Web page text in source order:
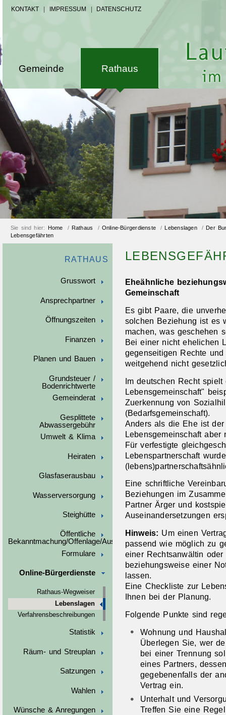
KONTAKT IMPRESSUM DATENSCHUTZ
Gemeinde Rathaus
Sie sind hier: Home / Rathaus / Online-Bürgerdienste / Lebenslagen / Der
Lebensgefährten
RATHAUS
Grusswort
Ansprechpartner
Öffnungszeiten
Finanzen
Planen und Bauen
Grundsteuer /
Bodenrichtwerte
Gemeinderat
Gesplittete
Abwassergebühr
Umwelt & Klima
Heiraten
Glasfaserausbau
Wasserversorgung
Steighütte
Öffentliche
Bekanntmachung/Offenlage/Ausschreibungen
Formulare
Online-Bürgerdienste
Rathaus-Wegweiser
Lebenslagen
Verfahrensbeschreibungen
Statistik
Räum- und Streuplan
Satzungen
Wahlen
Wünsche & Anregungen
Eheähnliche
Gemeinschaft
Es gibt Paare, die
solchen Beziehung ist es
machen, was geschehen
Bei einer nicht ehelichen
gegenseitigen Rechte
weitgehend nicht
Im deutschen Recht
Lebensgemeinschaft"
Zuerkennung von
(Bedarfsgemeinschaft).
Anders als die Ehe ist
Lebensgemeinschaft
Für verfestigte
Lebenspartnerschaft
Eine schriftliche
Beziehungen im
Partner Ärger und
Auseinandersetzungen
Hinweis: Um einen
passend wie möglich zu
einer Rechtsanwältin
beziehungsweise einer
lassen.
Eine Checkliste zur
Ihnen bei der Planung.
Folgende Punkte sind
Wohnung und
Überlegen Sie, wer
bei einer Trennung
eines Partners,
gegebenenfalls der
Vertrag ein.
Unterhalt und
Treffen Sie eine